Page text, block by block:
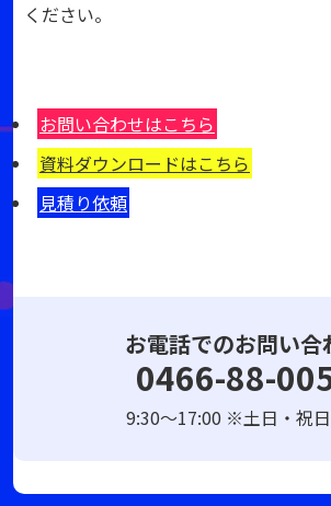
ください。
お問い合わせはこちら
資料ダウンロードはこちら
見積り依頼
お電話でのお問い合
0466-88-
9:30～17:00 ※土日・祝